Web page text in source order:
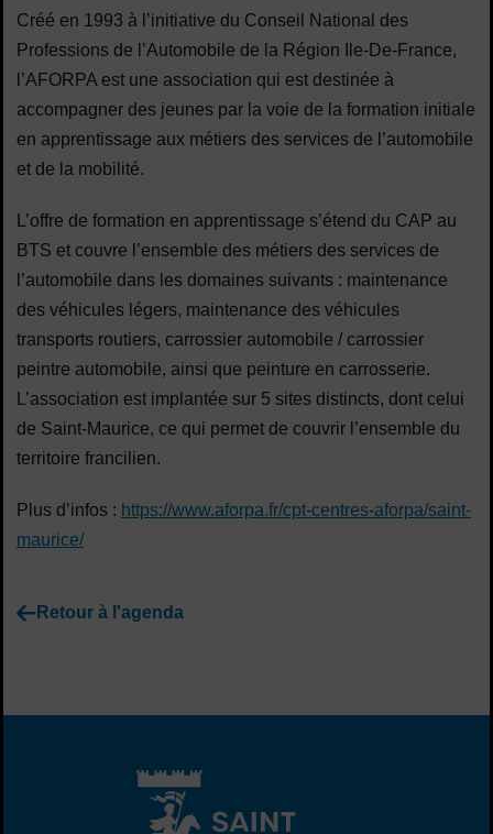
Créé en 1993 à l’initiative du Conseil National des
Professions de l’Automobile de la Région Ile-De-France,
l’AFORPA est une association qui est destinée à
accompagner des jeunes par la voie de la formation initiale
en apprentissage aux métiers des services de l’automobile
et de la mobilité.
L’offre de formation en apprentissage s’étend du CAP au
BTS et couvre l’ensemble des métiers des services de
l’automobile dans les domaines suivants : maintenance
des véhicules légers, maintenance des véhicules
transports routiers, carrossier automobile / carrossier
peintre automobile, ainsi que peinture en carrosserie.
L’association est implantée sur 5 sites distincts, dont celui
de Saint-Maurice, ce qui permet de couvrir l’ensemble du
territoire francilien.
Plus d’infos : https://www.aforpa.fr/cpt-centres-aforpa/saint-
maurice/
Retour à l'agenda